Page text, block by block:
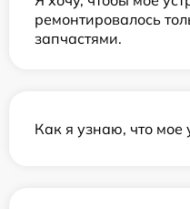
ремонтировалось
запчастями.
Как я узнаю, что мое